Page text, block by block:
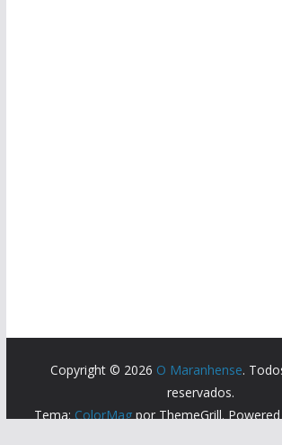
Copyright © 2026 O Maranhense.
reservados.
Tema: ColorMag por ThemeGrill.